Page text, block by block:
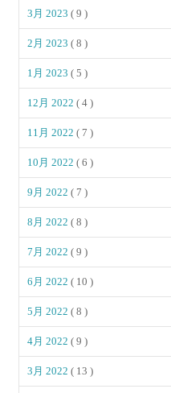
3月 2023( 9 )
2月 2023( 8 )
1月 2023( 5 )
12月 2022( 4 )
11月 2022( 7 )
10月 2022( 6 )
9月 2022( 7 )
8月 2022( 8 )
7月 2022( 9 )
6月 2022( 10 )
5月 2022( 8 )
4月 2022( 9 )
3月 2022( 13 )